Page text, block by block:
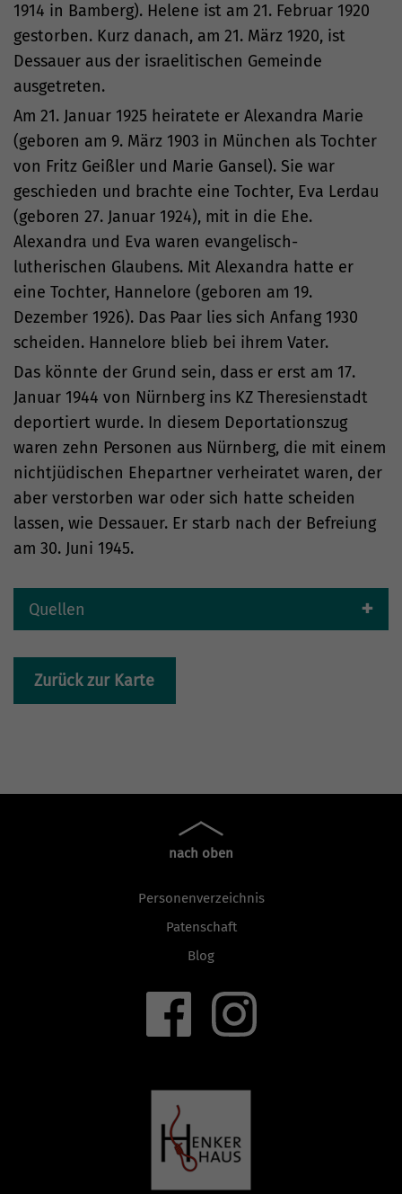
1914 in Bamberg). Helene ist am 21. Februar 1920
gestorben. Kurz danach, am 21. März 1920, ist
Dessauer aus der israelitischen Gemeinde
ausgetreten.
Am 21. Januar 1925 heiratete er Alexandra Marie
(geboren am 9. März 1903 in München als Tochter
von Fritz Geißler und Marie Gansel). Sie war
geschieden und brachte eine Tochter, Eva Lerdau
(geboren 27. Januar 1924), mit in die Ehe.
Alexandra und Eva waren evangelisch-
lutherischen Glaubens. Mit Alexandra hatte er
eine Tochter, Hannelore (geboren am 19.
Dezember 1926). Das Paar lies sich Anfang 1930
scheiden. Hannelore blieb bei ihrem Vater.
Das könnte der Grund sein, dass er erst am 17.
Januar 1944 von Nürnberg ins KZ Theresienstadt
deportiert wurde. In diesem Deportationszug
waren zehn Personen aus Nürnberg, die mit einem
nichtjüdischen Ehepartner verheiratet waren, der
aber verstorben war oder sich hatte scheiden
lassen, wie Dessauer. Er starb nach der Befreiung
am 30. Juni 1945.
Quellen
Zurück zur Karte
nach oben
Personenverzeichnis
Patenschaft
Blog